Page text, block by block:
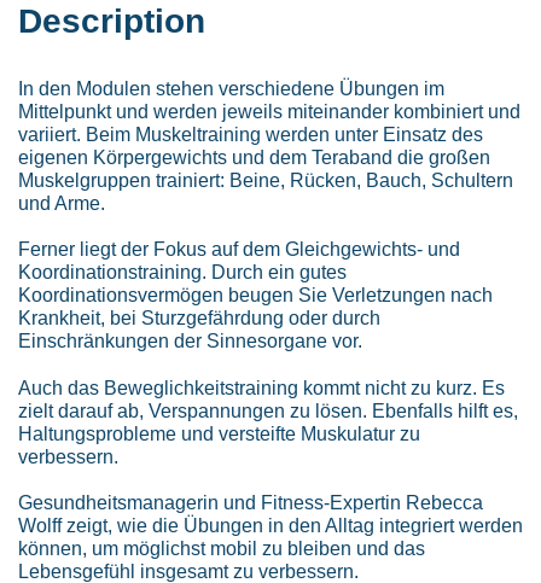
Description
In den Modulen stehen verschiedene Übungen im
Mittelpunkt und werden jeweils miteinander kombiniert und
variiert. Beim Muskeltraining werden unter Einsatz des
eigenen Körpergewichts und dem Teraband die großen
Muskelgruppen trainiert: Beine, Rücken, Bauch, Schultern
und Arme.
Ferner liegt der Fokus auf dem Gleichgewichts- und
Koordinationstraining. Durch ein gutes
Koordinationsvermögen beugen Sie Verletzungen nach
Krankheit, bei Sturzgefährdung oder durch
Einschränkungen der Sinnesorgane vor.
Auch das Beweglichkeitstraining kommt nicht zu kurz. Es
zielt darauf ab, Verspannungen zu lösen. Ebenfalls hilft es,
Haltungsprobleme und versteifte Muskulatur zu
verbessern.
Gesundheitsmanagerin und Fitness-Expertin Rebecca
Wolff zeigt, wie die Übungen in den Alltag integriert werden
können, um möglichst mobil zu bleiben und das
Lebensgefühl insgesamt zu verbessern.